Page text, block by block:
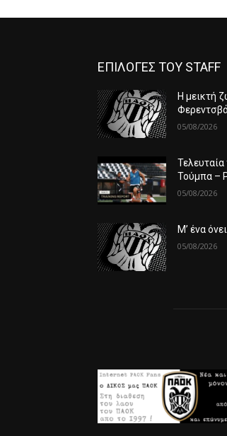
ΕΠΙΛΟΓΕΣ ΤΟΥ STAFF
Η μεικτή
05/08/2026
Τούμπα –
05/08/2026
Μ’ ένα
05/08/2026